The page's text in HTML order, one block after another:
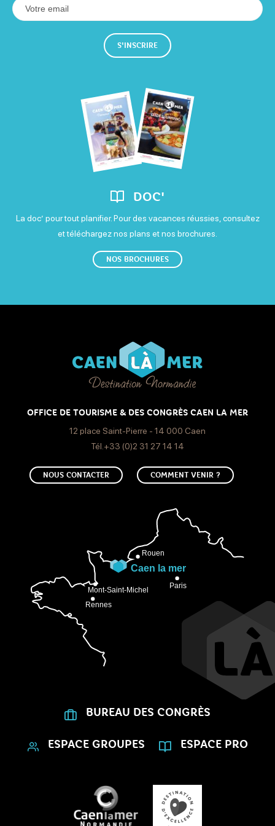
S'INSCRIRE
DOC'
La doc’ pour tout planifier. Pour des vacances réussies, consultez
et téléchargez nos plans et nos brochures.
NOS BROCHURES
OFFICE DE TOURISME & DES CONGRÈS CAEN LA MER
12 place Saint-Pierre - 14 000 Caen
Tél.+33 (0)2 31 27 14 14
NOUS CONTACTER COMMENT VENIR ?
BUREAU DES CONGRÈS
ESPACE GROUPES ESPACE PRO